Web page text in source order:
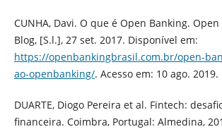
CUNHA, Davi. O que é Open Banking.
Blog, [S.l.], 27 set. 2017. Disponível em:
https://openbankingbrasil.com.br/open-
ao-openbanking/. Acesso em: 10 ago. 2019.
DUARTE, Diogo Pereira et al. Fintech:
financeira. Coimbra, Portugal: Almedina,